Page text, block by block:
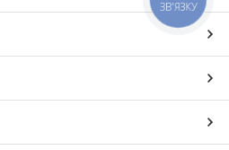
ЗВ'ЯЗКУ